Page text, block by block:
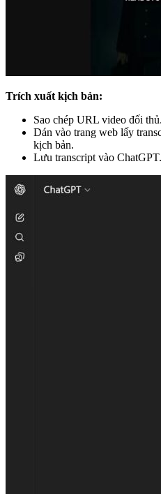
Trích xuất kịch bản:
Sao chép URL video đối thủ.
Dán vào trang web lấy
kịch bản.
Lưu transcript vào ChatGPT.